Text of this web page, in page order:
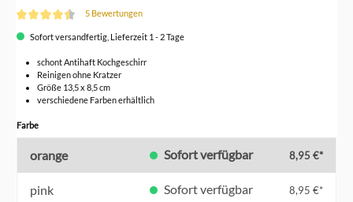
5 Bewertungen
Sofort versandfertig, Lieferzeit 1 - 2 Tage
schont Antihaft Kochgeschirr
Reinigen ohne Kratzer
Größe 13,5 x 8,5 cm
verschiedene Farben erhältlich
Farbeauswählen
orange Sofort verfügbar 8,95 €*
pink Sofort verfügbar 8,95 €*